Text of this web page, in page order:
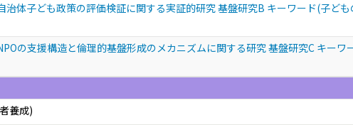
治体子ども政策の評価検証に関する実証的研究 基盤研究B キーワード(子ど
の支援構造と倫理的基盤形成のメカニズムに関する研究 基盤研究C キー
養成)